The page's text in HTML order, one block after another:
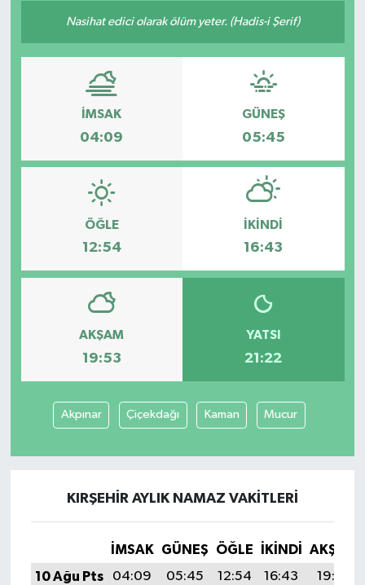
Nasihat edici olarak ölüm yeter. (Hadis-i Şerif)
İMSAK
04:09
GÜNEŞ
05:45
ÖĞLE
12:54
İKINDI
16:43
AKŞAM
19:53
YATSI
21:22
Akpınar Çiçekdağı Kaman Mucur
KIRŞEHIR AYLIK NAMAZ VAKITLERI
İMSAK GÜNEŞ ÖĞLE İKINDI
AKŞAM
10 Ağu Pts
04:09 05:45 12:54 16:43 19:53
Haber Arşivi